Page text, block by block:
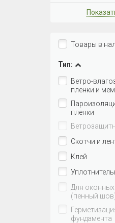
Товары в
Тип:
Ветро-
пленки и
пленки
Скотчи и
Клей
Для
(пенный
фундамента